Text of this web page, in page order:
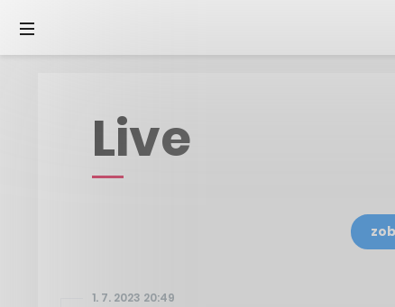
Live
1. 7. 2023 20:49